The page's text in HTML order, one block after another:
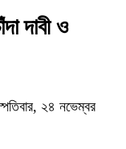
দাবী ও
২৪ নভেম্বর